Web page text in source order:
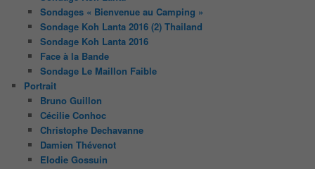
Sondages « Bienvenue au Camping »
Sondage Koh Lanta 2016 (2) Thailand
Sondage Koh Lanta 2016
Face à la Bande
Sondage Le Maillon Faible
Portrait
Bruno Guillon
Cécilie Conhoc
Christophe Dechavanne
Damien Thévenot
Elodie Gossuin